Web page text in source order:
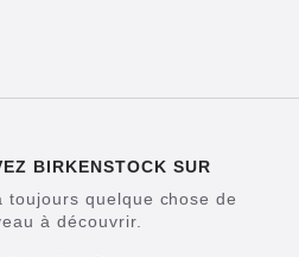
BIRKENSTOCK SUR
toujours quelque chose de
à découvrir.